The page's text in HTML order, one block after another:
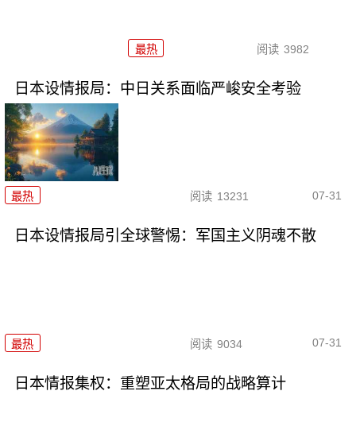
最热 阅读 3982
日本设情报局：中日关系面临严峻安全考验
最热 阅读 13231 07-31
日本设情报局引全球警惕：军国主义阴魂不散
最热 阅读 9034 07-31
日本情报集权：重塑亚太格局的战略算计